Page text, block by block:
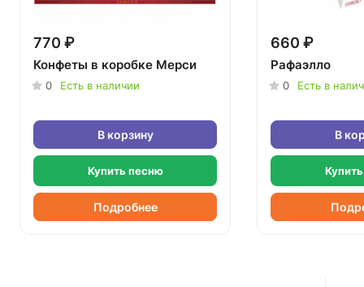
770 ₽
Конфеты в коробке Мерси
0 Есть в наличии
В корзину
Купить песню
Подробнее
660 ₽
Рафаэлло
0 Есть в
В